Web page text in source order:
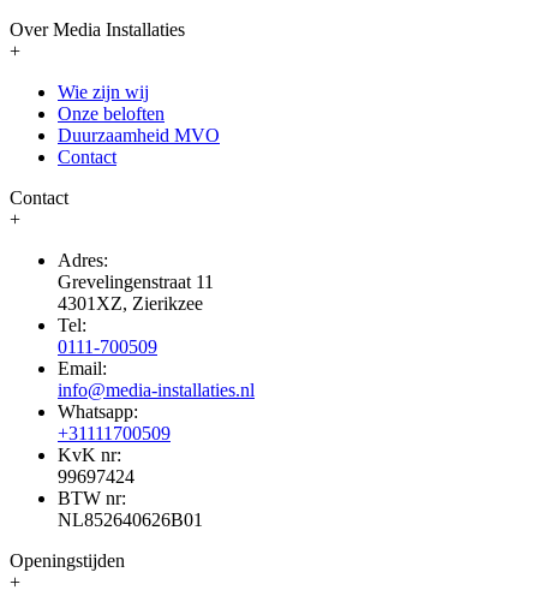
Over Media Installaties
+
Wie zijn wij
Onze beloften
Duurzaamheid MVO
Contact
Contact
+
Adres:
Grevelingenstraat 11
4301XZ, Zierikzee
Tel:
0111-700509
Email:
info@media-installaties.nl
Whatsapp:
+31111700509
KvK nr:
99697424
BTW nr:
NL852640626B01
Openingstijden
+